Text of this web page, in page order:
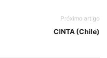
Próximo artigo
CINTA (Chile)